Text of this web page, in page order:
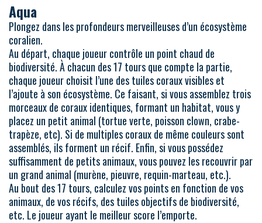
Aqua
Plongez dans les profondeurs merveilleuses d’un écosystème
coralien.
Au départ, chaque joueur contrôle un point chaud de
biodiversité. À chacun des 17 tours que compte la partie,
chaque joueur choisit l’une des tuiles coraux visibles et
l’ajoute à son écosystème. Ce faisant, si vous assemblez trois
morceaux de coraux identiques, formant un habitat, vous y
placez un petit animal (tortue verte, poisson clown, crabe-
trapèze, etc). Si de multiples coraux de même couleurs sont
assemblés, ils forment un récif. Enfin, si vous possédez
suffisamment de petits animaux, vous pouvez les recouvrir par
un grand animal (murène, pieuvre, requin-marteau, etc.).
Au bout des 17 tours, calculez vos points en fonction de vos
animaux, de vos récifs, des tuiles objectifs de biodiversité,
etc. Le joueur ayant le meilleur score l’emporte.